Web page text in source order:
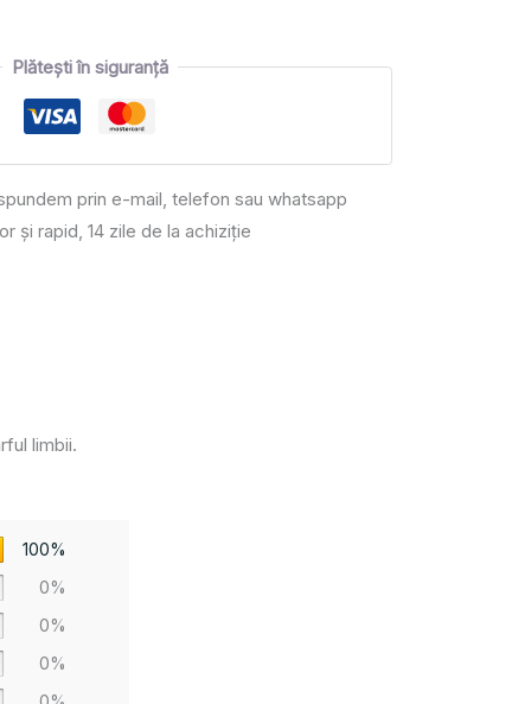
Plătești în siguranță
prin e-mail, telefon sau whatsapp
și rapid, 14 zile de la achiziție
limbii.
100%
0%
0%
0%